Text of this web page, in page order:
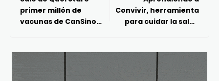
primer millón de
vacunas de CanSino
Convivir, herramienta
para cuidar la salud